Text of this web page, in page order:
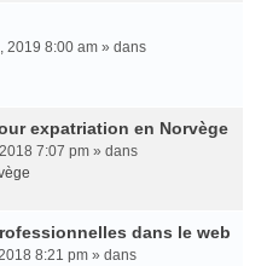
2019 8:00 am » dans
expatriation en Norvège
7:07 pm » dans
dans le web
8:21 pm » dans